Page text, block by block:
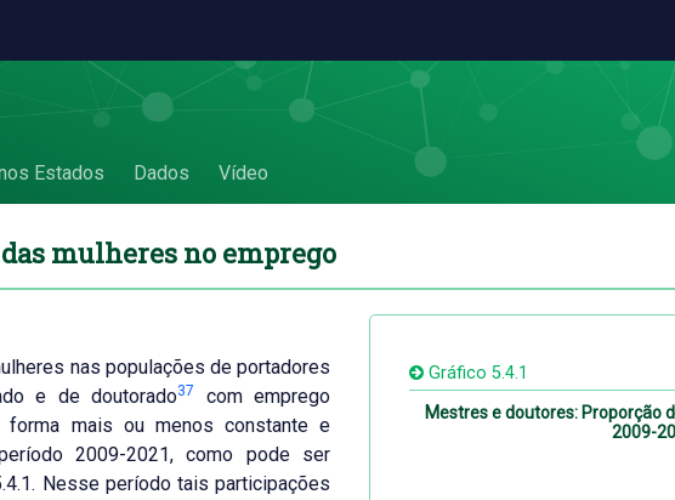
das mulheres no emprego
Estados Dados Vídeo
mulheres no emprego
nas populações de portadores
e de doutorado37
com emprego
forma mais ou menos constante e
2009-2021, como pode ser
Nesse período tais participações
Gráfico 5.4.1
Mestres e doutores: Proporção
2009-